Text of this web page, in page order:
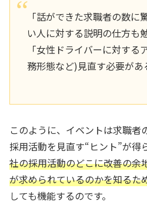
「話ができた求職者の数に
い人に対する説明の仕方も
「女性ドライバーに対する
務形態など)見直す必要があ
このように、イベントは求職者
採用活動を見直す“ヒント”が得
社の採用活動のどこに改善の余
が求められているのかを知るた
しても機能するのです。